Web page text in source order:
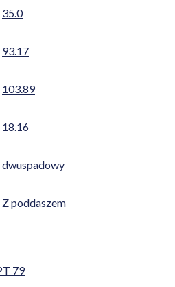
35.0
93.17
103.89
18.16
dwuspadowy
Z poddaszem